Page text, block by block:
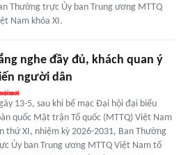
Thường trực Ủy ban Trung ương MTTQ
Nam khóa XI.
nghe đầy đủ, khách quan ý
người dân
13-5, sau khi bế mạc Đại hội đại biểu
quốc Mặt trận Tổ quốc (MTTQ) Việt Nam
thứ XI, nhiệm kỳ 2026-2031, Ban Thường
Ủy ban Trung ương MTTQ Việt Nam tổ